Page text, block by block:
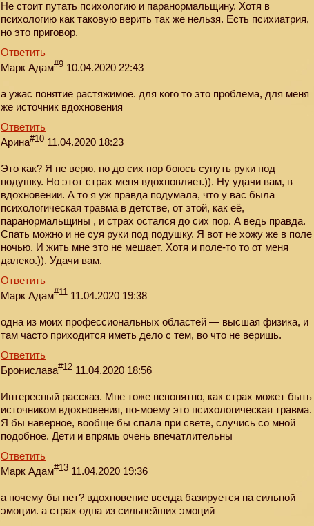
Не стоит путать психологию и паранормальщину. Хотя в
психологию как таковую верить так же нельзя. Есть психиатрия,
но это приговор.
Ответить
Марк Адам#9 10.04.2020 22:43
а ужас понятие растяжимое. для кого то это проблема, для меня
же источник вдохновения
Ответить
Арина#10 11.04.2020 18:23
Это как? Я не верю, но до сих пор боюсь сунуть руки под
подушку. Но этот страх меня вдохновляет.)). Ну удачи вам, в
вдохновении. А то я уж правда подумала, что у вас была
психологическая травма в детстве, от этой, как её,
паранормальщины , и страх остался до сих пор. А ведь правда.
Спать можно и не суя руки под подушку. Я вот не хожу же в поле
ночью. И жить мне это не мешает. Хотя и поле-то то от меня
далеко.)). Удачи вам.
Ответить
Марк Адам#11 11.04.2020 19:38
одна из моих профессиональных областей — высшая физика, и
там часто приходится иметь дело с тем, во что не веришь.
Ответить
Бронислава#12 11.04.2020 18:56
Интересный рассказ. Мне тоже непонятно, как страх может быть
источником вдохновения, по-моему это психологическая травма.
Я бы наверное, вообще бы спала при свете, случись со мной
подобное. Дети и впрямь очень впечатлительны
Ответить
Марк Адам#13 11.04.2020 19:36
а почему бы нет? вдохновение всегда базируется на сильной
эмоции. а страх одна из сильнейших эмоций